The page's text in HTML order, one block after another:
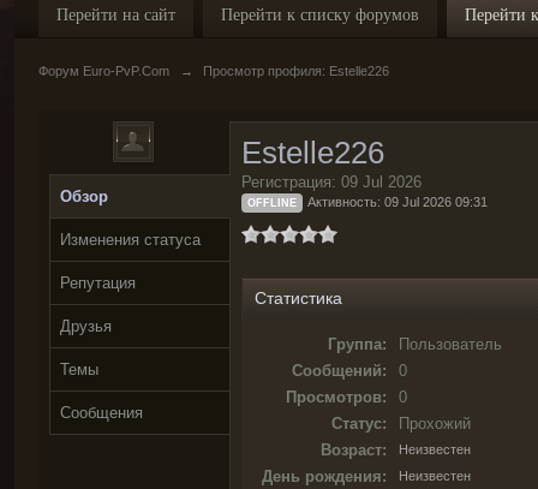
Перейти на сайт Перейти к списку форумов Перейти
Форум Euro-PvP.Com → Просмотр профиля: Estelle226
Обзор
Изменения статуса
Репутация
Друзья
Темы
Сообщения
Estelle226
Регистрация: 09 Jul 2026
OFFLINE Активность: 09 Jul 2026 09:31
Статистика
Группа:
Пользователь
Сообщений:
0
Просмотров:
0
Статус:
Прохожий
Возраст:
Неизвестен
День рождения: Неизвестен